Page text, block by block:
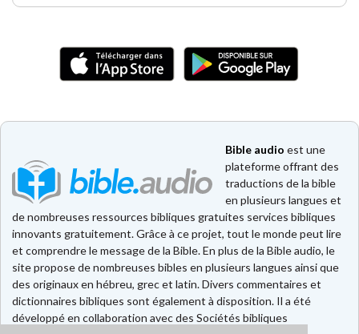
Bible audio est une
plateforme offrant des
traductions de la bible
en plusieurs langues et
de nombreuses ressources bibliques gratuites services bibliques
innovants gratuitement. Grâce à ce projet, tout le monde peut lire
et comprendre le message de la Bible. En plus de la Bible audio, le
site propose de nombreuses bibles en plusieurs langues ainsi que
des originaux en hébreu, grec et latin. Divers commentaires et
dictionnaires bibliques sont également à disposition. Il a été
développé en collaboration avec des Sociétés bibliques